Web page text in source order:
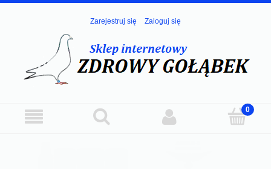
Zarejestruj się Zaloguj się